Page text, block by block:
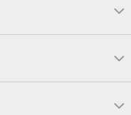
萬歲牌
本山 可樂
開心果 隨手包